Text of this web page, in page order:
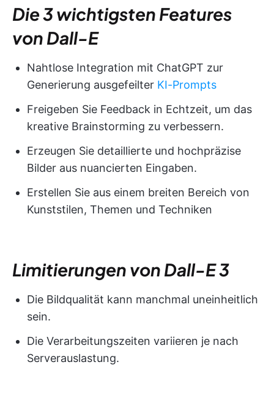
Die 3 wichtigsten Features
von Dall-E
Nahtlose Integration mit ChatGPT zur
Generierung ausgefeilter KI-Prompts
Freigeben Sie Feedback in Echtzeit, um das
kreative Brainstorming zu verbessern.
Erzeugen Sie detaillierte und hochpräzise
Bilder aus nuancierten Eingaben.
Erstellen Sie aus einem breiten Bereich von
Kunststilen, Themen und Techniken
Limitierungen von Dall-E 3
Die Bildqualität kann manchmal uneinheitlich
sein.
Die Verarbeitungszeiten variieren je nach
Serverauslastung.